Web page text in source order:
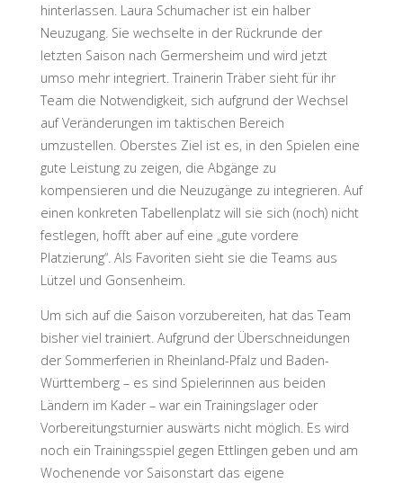
hinterlassen. Laura Schumacher ist ein halber
Neuzugang. Sie wechselte in der Rückrunde der
letzten Saison nach Germersheim und wird jetzt
umso mehr integriert. Trainerin Träber sieht für ihr
Team die Notwendigkeit, sich aufgrund der Wechsel
auf Veränderungen im taktischen Bereich
umzustellen. Oberstes Ziel ist es, in den Spielen eine
gute Leistung zu zeigen, die Abgänge zu
kompensieren und die Neuzugänge zu integrieren. Auf
einen konkreten Tabellenplatz will sie sich (noch) nicht
festlegen, hofft aber auf eine „gute vordere
Platzierung“. Als Favoriten sieht sie die Teams aus
Lützel und Gonsenheim.
Um sich auf die Saison vorzubereiten, hat das Team
bisher viel trainiert. Aufgrund der Überschneidungen
der Sommerferien in Rheinland-Pfalz und Baden-
Württemberg – es sind Spielerinnen aus beiden
Ländern im Kader – war ein Trainingslager oder
Vorbereitungsturnier auswärts nicht möglich. Es wird
noch ein Trainingsspiel gegen Ettlingen geben und am
Wochenende vor Saisonstart das eigene